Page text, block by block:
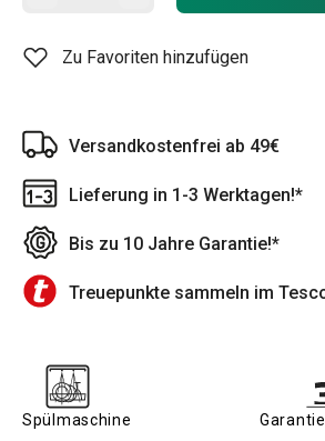
Zu Favoriten hinzufügen
Versandkostenfrei ab 49€
Lieferung in 1-3 Werktagen!*
Bis zu 10 Jahre Garantie!*
Treuepunkte sammeln im
Spülmaschine